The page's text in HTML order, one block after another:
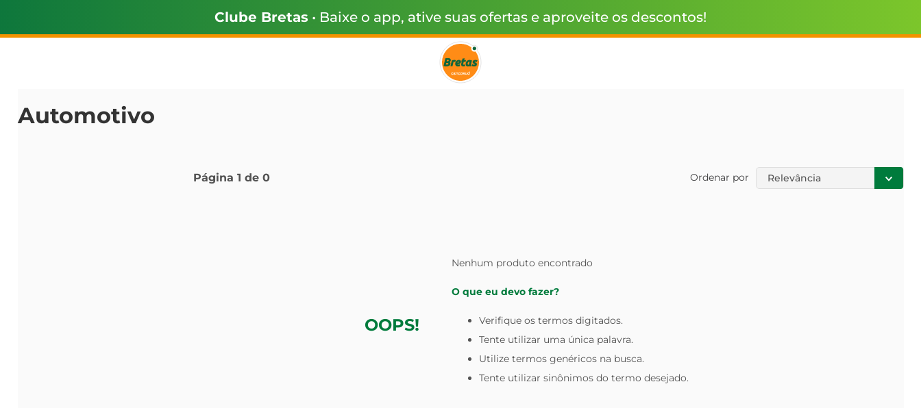
Clube Bretas • Baixe o app, ative suas ofertas e aproveite os descontos!
Automotivo
Página 1 de 0 Ordenar por Relevância
OOPS!
Nenhum produto encontrado
O que eu devo fazer?
Verifique os termos digitados.
Tente utilizar uma única palavra.
Utilize termos genéricos na busca.
Tente utilizar sinônimos do termo desejado.